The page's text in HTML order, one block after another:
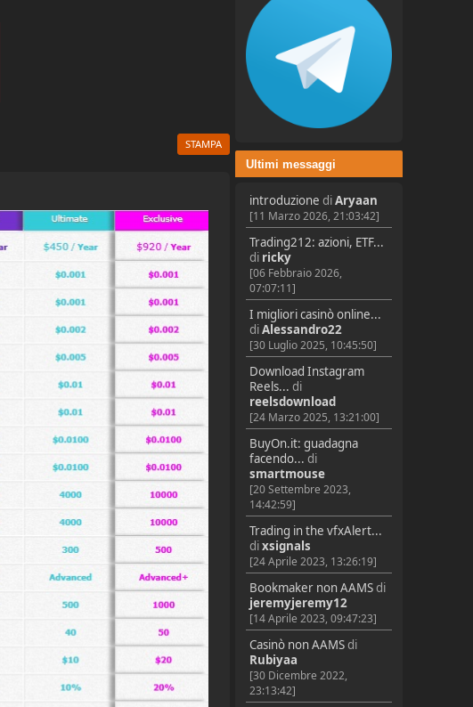
Ultimi messaggi
introduzione diAryaan
[11 Marzo 2026, 21:03:42]
Trading212: azioni, ETF...
di ricky
[06 Febbraio 2026,
07:07:11]
I migliori casinò online...
diAlessandro22
[30 Luglio 2025, 10:45:50]
Download Instagram
Reels... di
reelsdownload
[24 Marzo 2025, 13:21:00]
BuyOn.it: guadagna
facendo... di
smartmouse
[20 Settembre 2023,
14:42:59]
Trading in the vfxAlert...
dixsignals
[24 Aprile 2023, 13:26:19]
Bookmaker non AAMSdi
jeremyjeremy12
[14 Aprile 2023, 09:47:23]
Casinò non AAMSdi
Rubiyaa
[30 Dicembre 2022,
23:13:42]
STAMPA